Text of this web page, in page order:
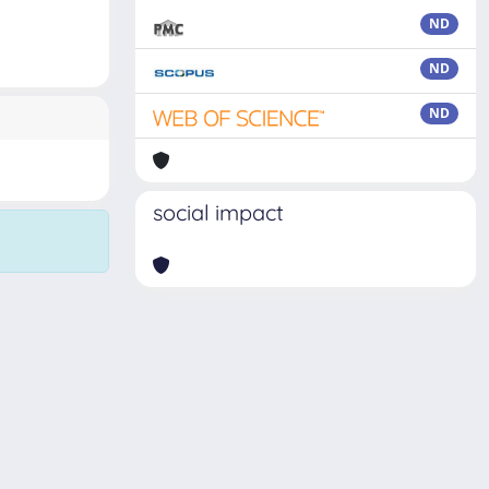
ND
ND
ND
social impact